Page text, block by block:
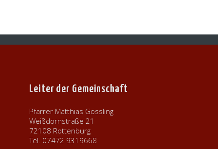
Leiter der Gemeinschaft
Pfarrer Matthias Gössling
Weißdornstraße 21
72108 Rottenburg
Tel. 07472 9319668